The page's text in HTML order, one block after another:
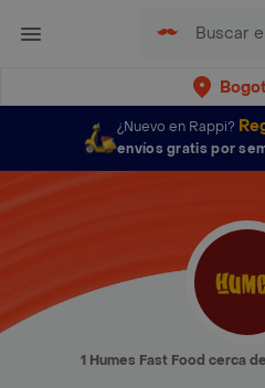
¿Nuevo en Rappi?
envíos gratis por
1 Humes Fast Food cerca